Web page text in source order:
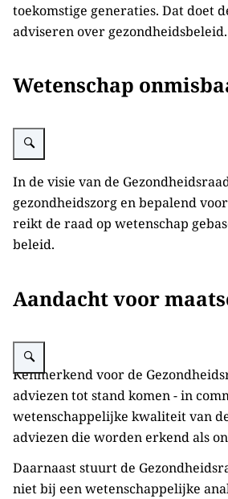
toekomstige generaties. Dat doet
adviseren over gezondheidsbeleid.
Wetenschap
Vergroot afbeelding De adviezen van de
In de visie van de
gezondheidszorg en bepalend
reikt de raad op wetenschap
beleid.
Aandacht voor
Vergroot afbeelding Kernwaarden
Kenmerkend voor de
adviezen tot stand komen - in
wetenschappelijke kwaliteit van
adviezen die worden erkend als
Daarnaast stuurt de
niet bij een wetenschappelijke